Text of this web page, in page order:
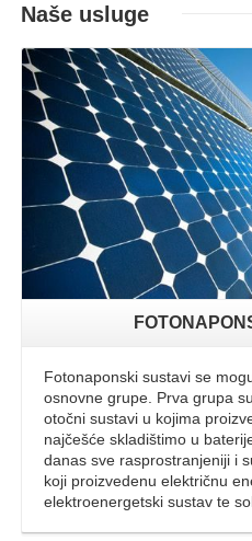
Naše usluge
Opširnije
Fotonaponski sustavi se
osnovne grupe. Prva grupa
otočni sustavi u kojima
najčešće skladištimo u
danas sve rasprostranjeniji i
koji proizvedenu električnu
elektroenergetski sustav te